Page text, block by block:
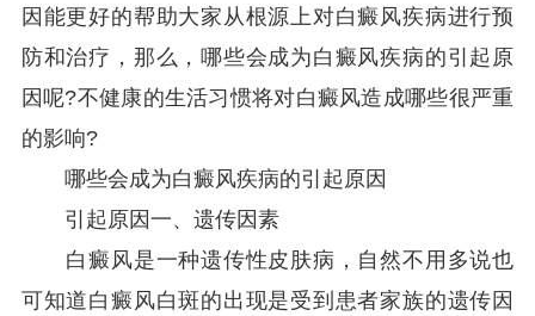
因能更好的帮助大家从根源上对白癜风疾病进行预
防和治疗，那么，哪些会成为白癜风疾病的引起原
因呢?不健康的生活习惯将对白癜风造成哪些很严重
的影响?
哪些会成为白癜风疾病的引起原因
引起原因一、遗传因素
白癜风是一种遗传性皮肤病，自然不用多说也
可知道白癜风白斑的出现是受到患者家族的遗传因